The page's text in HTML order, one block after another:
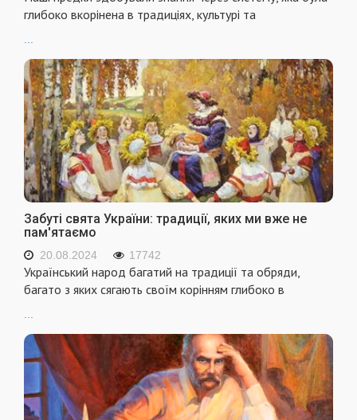
глибоко вкорінена в традиціях, культурі та
Забуті свята України: традиції, яких ми вже не
пам'ятаємо
20.08.2024 17742
Український народ багатий на традиції та обряди,
багато з яких сягають своїм корінням глибоко в
...